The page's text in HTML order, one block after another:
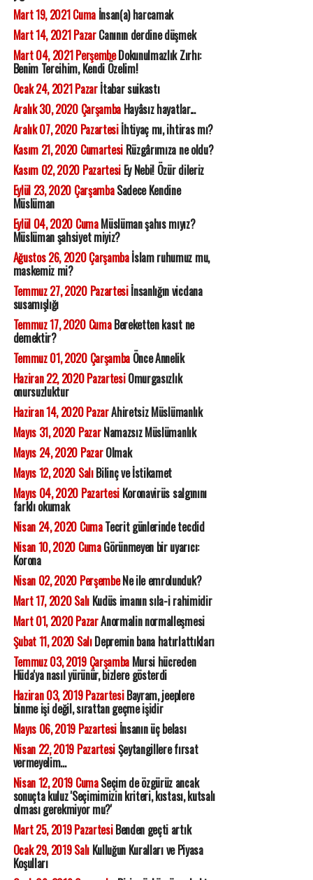
Mart 19, 2021 Cumaİnsan(a) harcamak
Mart 14, 2021 PazarCanının derdine düşmek
Mart 04, 2021 PerşembeDokunulmazlık Zırhı:
Benim Tercihim, Kendi Özelim!
Ocak 24, 2021 Pazarİtabar suikastı
Aralık 30, 2020 ÇarşambaHayâsız hayatlar...
Aralık 07, 2020 Pazartesiİhtiyaç mı, ihtiras mı?
Kasım 21, 2020 CumartesiRüzgârımıza ne oldu?
Kasım 02, 2020 PazartesiEy Nebi! Özür dileriz
Eylül 23, 2020 ÇarşambaSadece Kendine
Müslüman
Eylül 04, 2020 CumaMüslüman şahıs mıyız?
Müslüman şahsiyet miyiz?
Ağustos 26, 2020 Çarşambaİslam ruhumuz mu,
maskemiz mi?
Temmuz 27, 2020 Pazartesiİnsanlığın vicdana
susamışlığı
Temmuz 17, 2020 CumaBereketten kasıt ne
demektir?
Temmuz 01, 2020 ÇarşambaÖnce Annelik
Haziran 22, 2020 PazartesiOmurgasızlık
onursuzluktur
Haziran 14, 2020 PazarAhiretsiz Müslümanlık
Mayıs 31, 2020 PazarNamazsız Müslümanlık
Mayıs 24, 2020 PazarOlmak
Mayıs 12, 2020 SalıBilinç ve İstikamet
Mayıs 04, 2020 PazartesiKoronavirüs salgınını
farklı okumak
Nisan 24, 2020 CumaTecrit günlerinde tecdid
Nisan 10, 2020 CumaGörünmeyen bir uyarıcı:
Korona
Nisan 02, 2020 PerşembeNe ile emrolunduk?
Mart 17, 2020 SalıKudüs imanın sıla-i rahimidir
Mart 01, 2020 PazarAnormalin normalleşmesi
Şubat 11, 2020 SalıDepremin bana hatırlattıkları
Temmuz 03, 2019 ÇarşambaMursi hücreden
Hüda'ya nasıl yürünür, bizlere gösterdi
Haziran 03, 2019 PazartesiBayram, jeeplere
binme işi değil, sırattan geçme işidir
Mayıs 06, 2019 Pazartesiİnsanın üç belası
Nisan 22, 2019 PazartesiŞeytangillere fırsat
vermeyelim...
Nisan 12, 2019 CumaSeçim de özgürüz ancak
sonuçta kuluz 'Seçimimizin kriteri, kıstası, kutsalı
olması gerekmiyor mu?'
Mart 25, 2019 PazartesiBenden geçti artık
Ocak 29, 2019 SalıKulluğun Kuralları ve Piyasa
Koşulları